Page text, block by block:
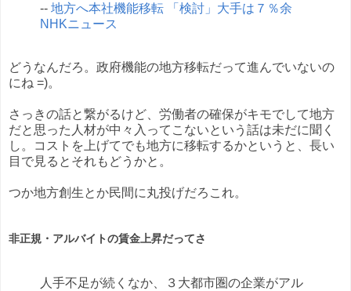
-- 地方へ本社機能移転 「検討」大手は７％余
NHKニュース
どうなんだろ。政府機能の地方移転だって進んでいないの
にね =)。
さっきの話と繋がるけど、労働者の確保がキモでして地方
だと思った人材が中々入ってこないという話は未だに聞く
し。コストを上げてでも地方に移転するかというと、長い
目で見るとそれもどうかと。
つか地方創生とか民間に丸投げだろこれ。
非正規・アルバイトの賃金上昇だってさ
人手不足が続くなか、３大都市圏の企業がアル